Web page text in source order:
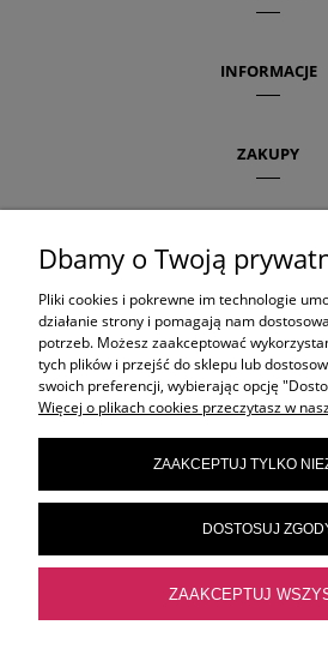
INFORMACJE
ZAKUPY
AKTUALNE
OLAPLEX
ELEVEN
Dbamy o Twoją
Pliki cookies i pokrewne im technologie
działanie strony i pomagają nam
potrzeb. Możesz zaakceptować
tych plików i przejść do sklepu lub
swoich preferencji, wybierając opcję
Więcej o plikach cookies przeczytasz w
ZAAKCEPTUJ TYLKO
DOSTOSUJ
ZAAKCEPTUJ